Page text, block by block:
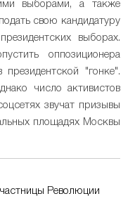
выборами, а также
свою кандидатуру
выборах.
оппозиционера
"гонке".
число активистов
звучат призывы
площадях Москвы
Революции